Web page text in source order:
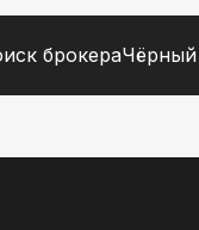
брокераЧёрный